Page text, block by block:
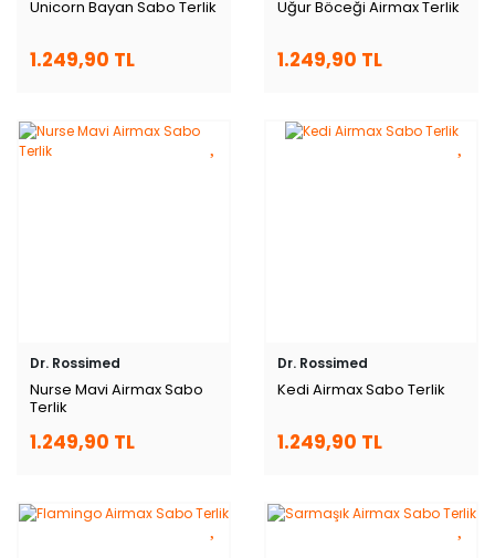
Unicorn Bayan Sabo Terlik
1.249,90 TL
Uğur Böceği Airmax Terlik
1.249,90 TL
Dr. Rossimed
Nurse Mavi Airmax Sabo
Terlik
1.249,90 TL
Dr. Rossimed
Kedi Airmax Sabo Terlik
1.249,90 TL